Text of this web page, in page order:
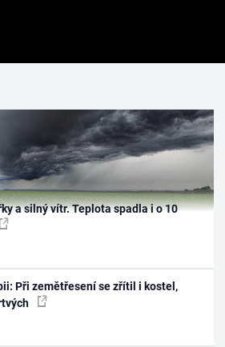
a silný vítr. Teplota spadla i o 10
Při zemětřesení se zřítil i kostel,